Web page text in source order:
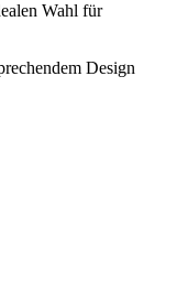
Wahl für
Design